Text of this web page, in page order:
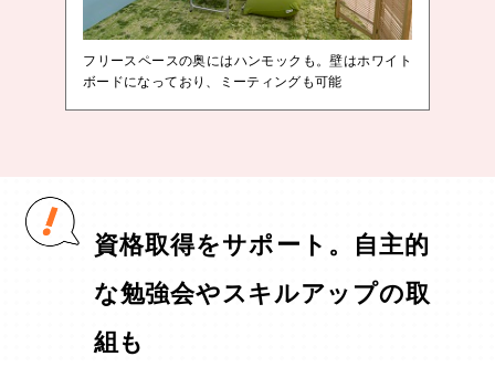
フリースペースの奥にはハンモックも。壁はホワイト
ボードになっており、ミーティングも可能
資格取得をサポート。自主的
な勉強会やスキルアップの取
組も